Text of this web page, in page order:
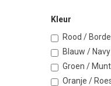
Kleur
Rood /
Blauw /
Groen /
Oranje /